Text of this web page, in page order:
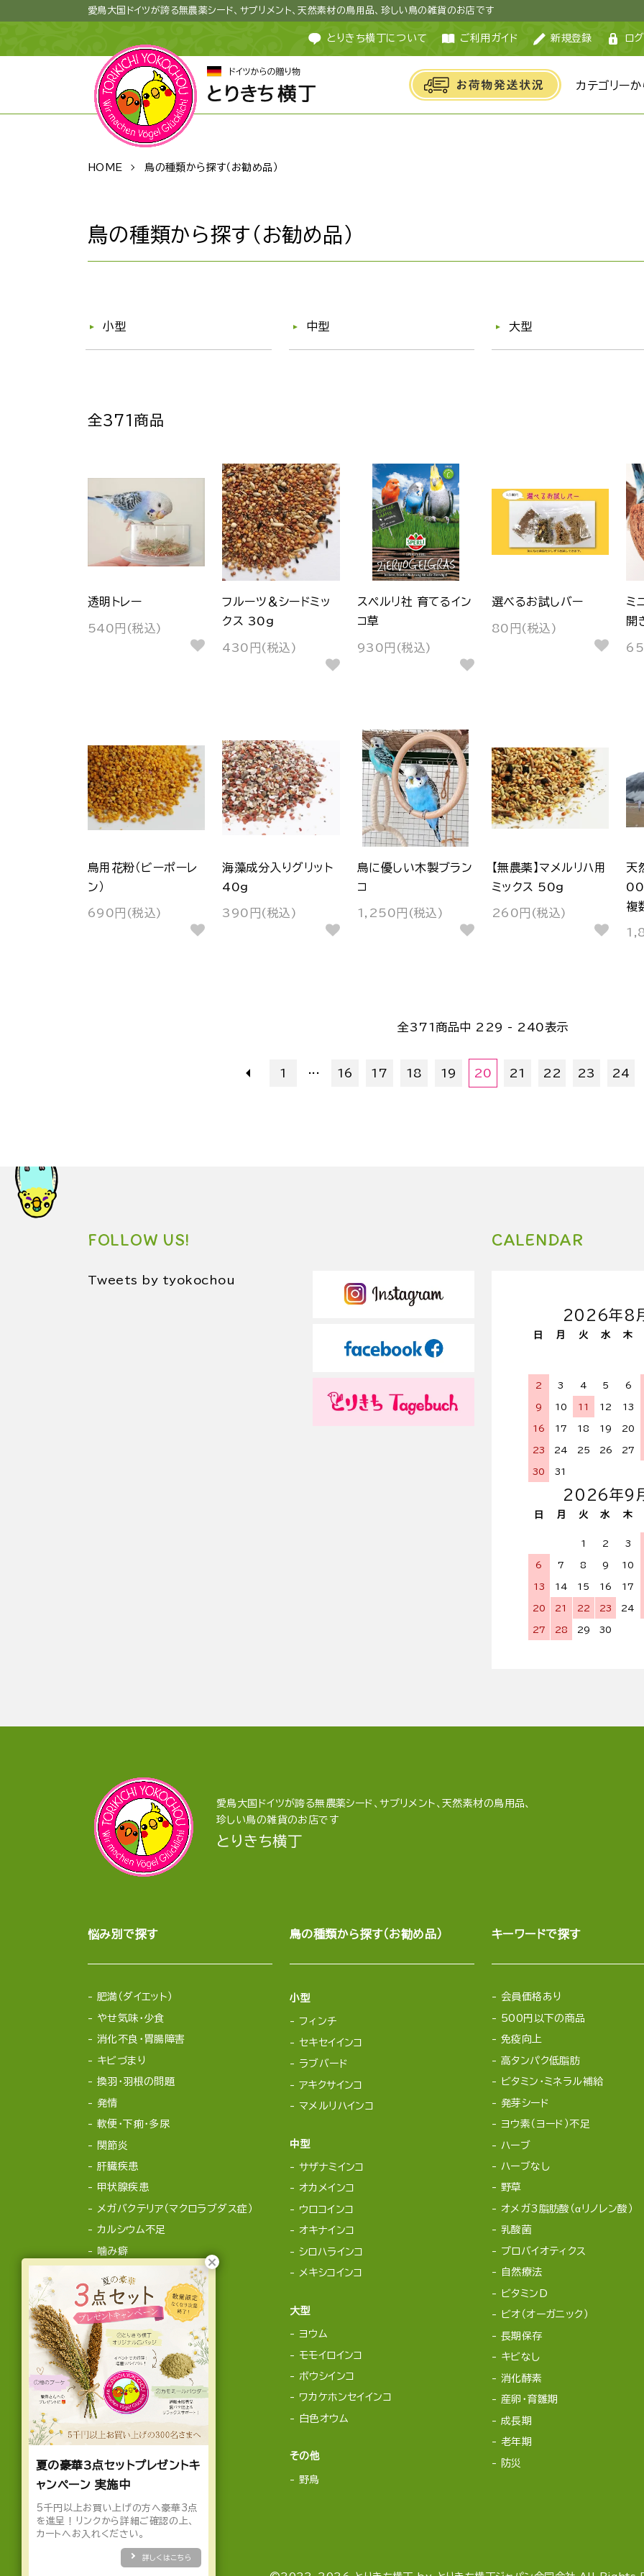
愛鳥大国ドイツが誇る無農薬シード、サプリメント、天然素材の鳥用品、珍しい鳥の雑貨のお店です
とりきち横丁について ご利用ガイド 新規登録 ロ
カテゴリー
HOME 鳥の種類から探す（お勧め品）
鳥の種類から探す（お勧め品）
小型 中型 大型
全371商品
透明トレー
540円(税込)
フルーツ＆シードミッ
クス 30g
430円(税込)
スペルリ社 育てるイン
コ草
930円(税込)
選べるお試しバー
80円(税込)
ミ
開
鳥用花粉（ビーポーレ
ン）
690円(税込)
海藻成分入りグリット
40g
390円(税込)
鳥に優しい木製ブラン
コ
1,250円(税込)
【無農薬】マメルリハ用
ミックス 50g
260円(税込)
天
00
複
全371商品中 229 - 240表示
1 ... 16 17 18 19 20 21 22 23 24
FOLLOW US!
Tweets by tyokochou
CALENDAR
2026年8
日 月 火 水 木
2 3 4 5 6
9 10 11 12 13
16 17 18 19 20
23 24 25 26 27
30 31
2026年9
日 月 火 水 木
1 2 3
6 7 8 9 10
13 14 15 16 17
20 21 22 23 24
27 28 29 30
愛鳥大国ドイツが誇る無農薬シード、サプリメント、天然素材の鳥用品、
珍しい鳥の雑貨のお店です
とりきち横丁
悩み別で探す
肥満（ダイエット）
やせ気味・少食
消化不良・胃腸障害
キビづまり
換羽・羽根の問題
発情
軟便・下痢・多尿
関節炎
肝臓疾患
甲状腺疾患
メガバクテリア（マクロラブダス症）
カルシウム不足
噛み癖
鳥の種類から探す（お勧め品）
小型
フィンチ
セキセイインコ
ラブバード
アキクサインコ
マメルリハインコ
中型
サザナミインコ
オカメインコ
ウロコインコ
オキナインコ
シロハラインコ
メキシコインコ
大型
ヨウム
モモイロインコ
ボウシインコ
ワカケホンセイインコ
白色オウム
その他
野鳥
キーワードで探す
会員価格あり
500円以下の商品
免疫向上
高タンパク低脂肪
ビタミン・ミネラル補給
発芽シード
ヨウ素（ヨード）不足
ハーブ
ハーブなし
野草
オメガ3脂肪酸（αリノレン酸）
乳酸菌
プロバイオティクス
自然療法
ビタミンD
ビオ（オーガニック）
長期保存
キビなし
消化酵素
産卵・育雛期
成長期
老年期
防災
夏の豪華3点セットプレゼントキ
ャンペーン 実施中
5千円以上お買い上げの方へ豪華3点
を進呈！リンクから詳細ご確認の上、
カートへお入れください。
詳しくはこちら